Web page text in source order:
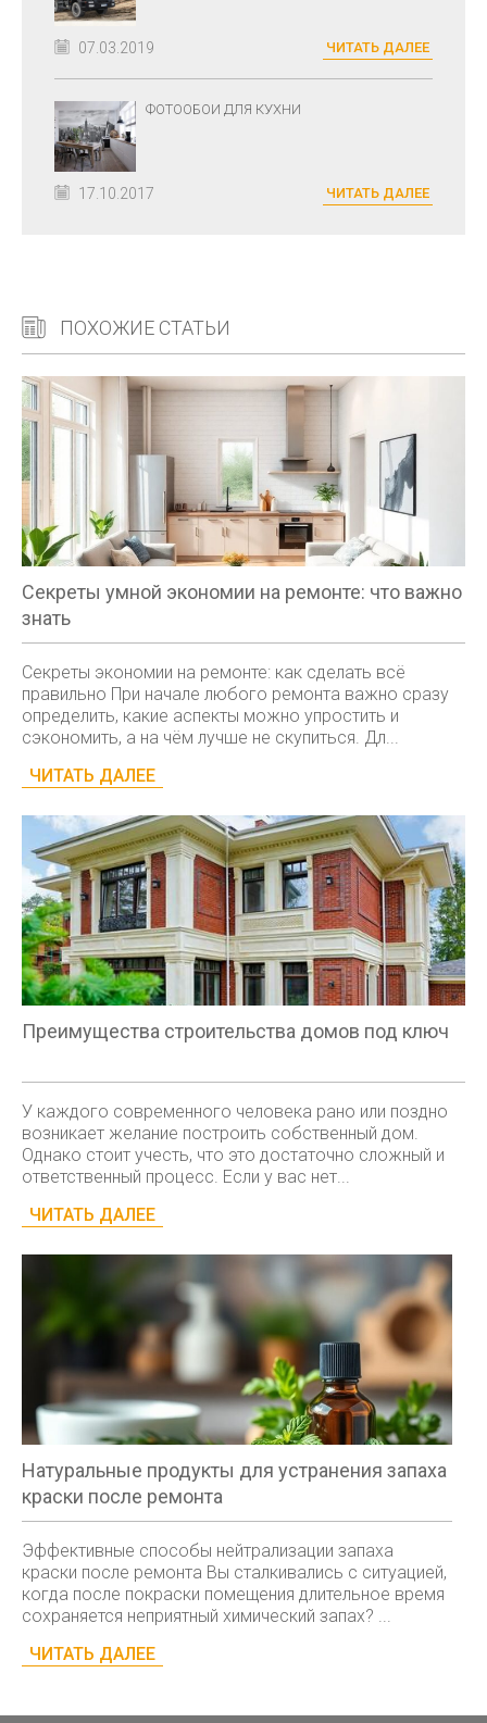
07.03.2019 ЧИТАТЬ ДАЛЕЕ
ФОТООБОИ ДЛЯ КУХНИ
17.10.2017 ЧИТАТЬ ДАЛЕЕ
ПОХОЖИЕ СТАТЬИ
Секреты умной экономии на ремонте: что важно
знать
Секреты экономии на ремонте: как сделать всё
правильно При начале любого ремонта важно сразу
определить, какие аспекты можно упростить и
сэкономить, а на чём лучше не скупиться. Дл...
ЧИТАТЬ ДАЛЕЕ
Преимущества строительства домов под ключ
У каждого современного человека рано или поздно
возникает желание построить собственный дом.
Однако стоит учесть, что это достаточно сложный и
ответственный процесс. Если у вас нет...
ЧИТАТЬ ДАЛЕЕ
Натуральные продукты для устранения запаха
краски после ремонта
Эффективные способы нейтрализации запаха
краски после ремонта Вы сталкивались с ситуацией,
когда после покраски помещения длительное время
сохраняется неприятный химический запах? ...
ЧИТАТЬ ДАЛЕЕ